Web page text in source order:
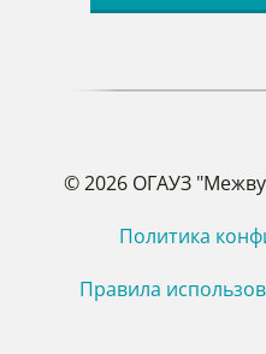
© 2026 ОГАУЗ
Политика
Правила